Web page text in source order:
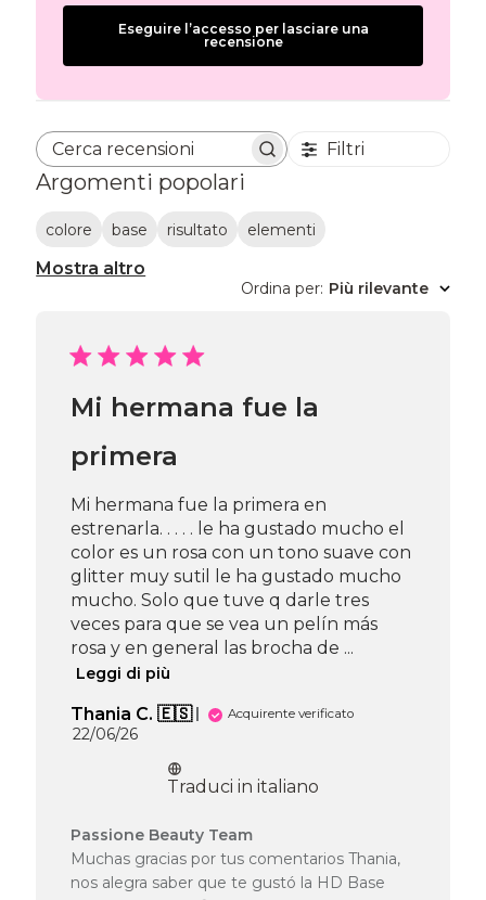
Eseguire l’accesso per lasciare una
recensione
Cerca recensioni Filtri
Argomenti popolari
colore base risultato elementi
Mostra altro
Ordina per: Più rilevante
Mi hermana fue la
primera
Mi hermana fue la primera en
estrenarla. . . . . le ha gustado mucho el
color es un rosa con un tono suave con
glitter muy sutil le ha gustado mucho
mucho. Solo que tuve q darle tres
veces para que se vea un pelín más
rosa y en general las brocha de ...
Leggi di più
Thania C. 🇪🇸 Acquirente verificato
Data
pubblicazione
22/06/26
Traduci in italiano
Commenti
del
proprietario
del
Passione Beauty Team
Muchas gracias por tus comentarios Thania,
nos alegra saber que te gustó la HD Base